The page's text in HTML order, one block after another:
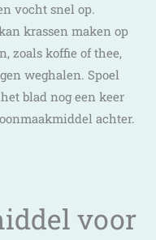
vocht snel op.
krassen maken op
zoals koffie of thee,
weghalen. Spoel
blad nog een keer
achter.
voor